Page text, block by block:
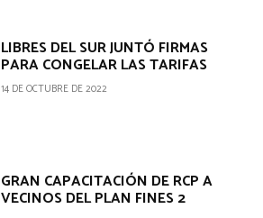
LIBRES DEL SUR JUNTÓ FIRMAS
PARA CONGELAR LAS TARIFAS
14 DE OCTUBRE DE 2022
GRAN CAPACITACIÓN DE RCP A
VECINOS DEL PLAN FINES 2